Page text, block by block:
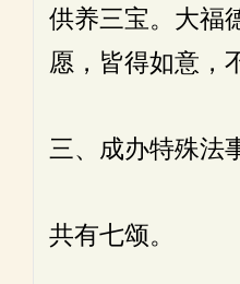
供养三宝。大福
愿，皆得如意，
三、成办特殊法
共有七颂。